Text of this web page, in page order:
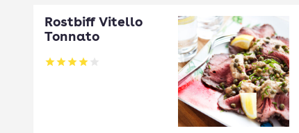
Rostbiff Vitello
Tonnato
Betyg: 4 av 5